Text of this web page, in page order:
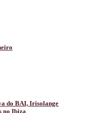
do BAI, Irisolange
no Ibiza